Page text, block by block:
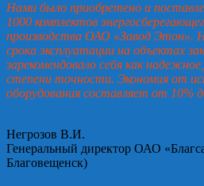
Нами было приобретено и
1000 комплектов
производства ОАО «Завод Этон».
срока эксплуатации на объектах
зарекомендовало себя как
степени точности. Экономия от
оборудования составляет от 10%
Негрозов В.И.
Генеральный директор ОАО
Благовещенск)